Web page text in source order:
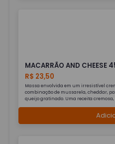
MACARRÃO AND CHEESE
R$ 23,50
Massa envolvida em um irresistível
combinação de mussarela, cheddar,
queijo gratinado. Uma receita